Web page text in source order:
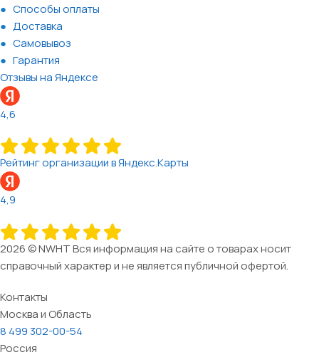
Способы оплаты
Доставка
Самовывоз
Гарантия
Отзывы на Яндексе
4,6
Рейтинг организации в Яндекс.Карты
4,9
2026 © NWHT Вся информация на сайте о товарах носит
справочный характер и не является публичной офертой.
Контакты
Москва и Область
8 499 302-00-54
Россия